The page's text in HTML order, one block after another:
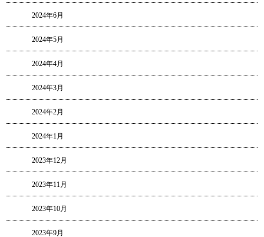
2024年6月
2024年5月
2024年4月
2024年3月
2024年2月
2024年1月
2023年12月
2023年11月
2023年10月
2023年9月